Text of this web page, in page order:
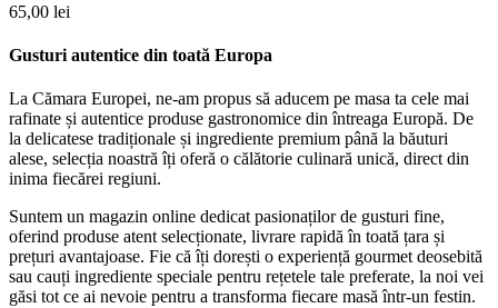
65,00 lei
Gusturi autentice din toată Europa​
La Cămara Europei, ne-am propus să aducem pe masa ta cele mai
rafinate și autentice produse gastronomice din întreaga Europă. De
la delicatese tradiționale și ingrediente premium până la băuturi
alese, selecția noastră îți oferă o călătorie culinară unică, direct din
inima fiecărei regiuni.
Suntem un magazin online dedicat pasionaților de gusturi fine,
oferind produse atent selecționate, livrare rapidă în toată țara și
prețuri avantajoase. Fie că îți dorești o experiență gourmet deosebită
sau cauți ingrediente speciale pentru rețetele tale preferate, la noi vei
găsi tot ce ai nevoie pentru a transforma fiecare masă într-un festin.